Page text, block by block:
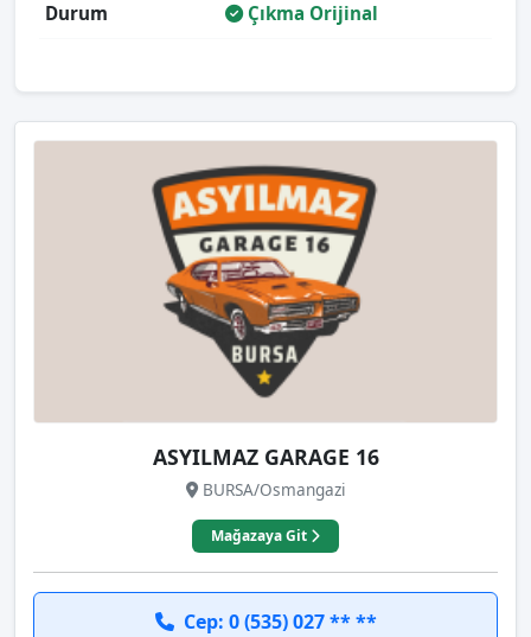
Durum Çıkma Orijinal
ASYILMAZ GARAGE 16
BURSA/Osmangazi
Mağazaya Git
Cep: 0 (535) 027 ** **